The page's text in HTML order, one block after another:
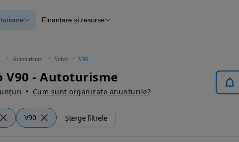
detalii verificate
Blog Autovit.ro
Finanțare și resurse
Autoturisme Volvo V90
V90 - Autoturisme
Cum sunt organizate anunturile?
V90 Șterge filtrele